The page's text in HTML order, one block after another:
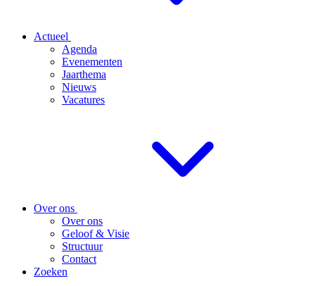
Actueel
Agenda
Evenementen
Jaarthema
Nieuws
Vacatures
Over ons
Over ons
Geloof & Visie
Structuur
Contact
Zoeken